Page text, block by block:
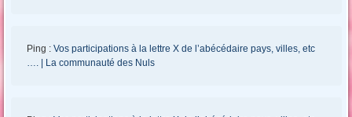
Ping : Vos participations à la lettre X de l’abécédaire pays, villes, etc
…. | La communauté des Nuls